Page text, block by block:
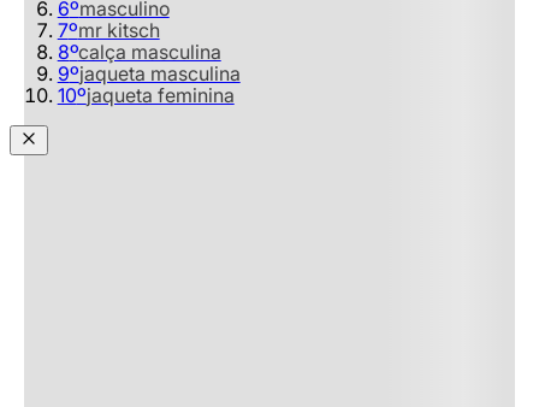
6ºmasculino
7ºmr kitsch
8ºcalça masculina
9ºjaqueta masculina
10ºjaqueta feminina